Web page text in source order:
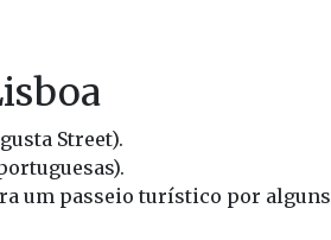
Street).
um passeio turístico por alguns